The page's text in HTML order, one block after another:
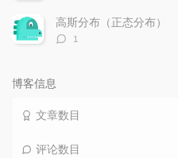
数：
高斯分布（正态分布）
评1
博客信息
文章数目
评论数目